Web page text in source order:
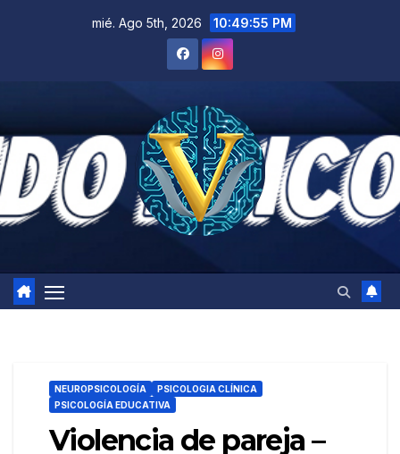
mié. Ago 5th, 2026 10:49:56 PM
NEUROPSICOLOGÍA
PSICOLOGIA CLÍNICA
PSICOLOGÍA EDUCATIVA
Violencia de pareja –